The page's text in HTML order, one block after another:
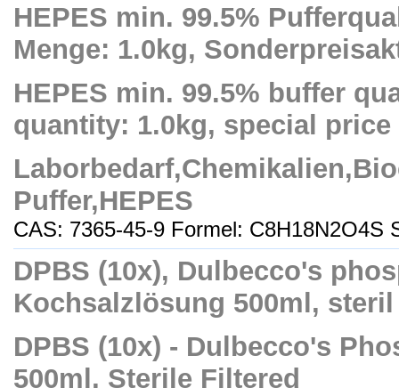
HEPES min. 99.5%
Menge: 1.0kg,
HEPES min. 99.5% buffer
quantity: 1.0kg, special price
Puffer,HEPES
CAS: 7365-45-9 Formel: C8H18N2O4S
DPBS (10x), Dulbecco's
Kochsalzlösung 500ml,
DPBS (10x) - Dulbecco's
500ml, Sterile Filtered